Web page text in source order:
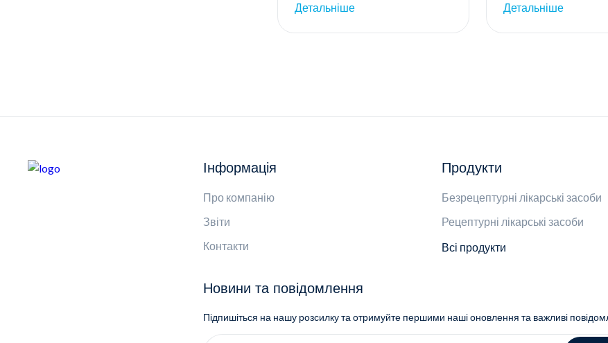
Детальніше Детальніше
Інформація
Про компанію
Звіти
Контакти
Продукти
Безрецептурні лікарські засоби
Рецептурні лікарські засоби
Всі продукти
Новини та повідомлення
Підпишіться на нашу розсилку та отримуйте першими наші оновлення та важливі